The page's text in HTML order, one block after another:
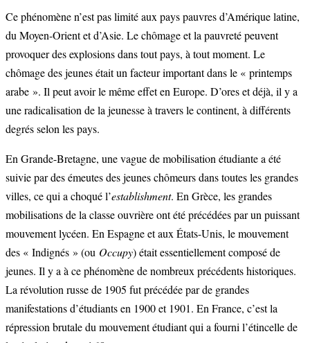
Ce phénomène n’est pas limité aux pays pauvres d’Amérique latine,
du Moyen-Orient et d’Asie. Le chômage et la pauvreté peuvent
provoquer des explosions dans tout pays, à tout moment. Le
chômage des jeunes était un facteur important dans le « printemps
arabe ». Il peut avoir le même effet en Europe. D’ores et déjà, il y a
une radicalisation de la jeunesse à travers le continent, à différents
degrés selon les pays.
En Grande-Bretagne, une vague de mobilisation étudiante a été
suivie par des émeutes des jeunes chômeurs dans toutes les grandes
villes, ce qui a choqué l’establishment. En Grèce, les grandes
mobilisations de la classe ouvrière ont été précédées par un puissant
mouvement lycéen. En Espagne et aux États-Unis, le mouvement
des « Indignés » (ou Occupy) était essentiellement composé de
jeunes. Il y a à ce phénomène de nombreux précédents historiques.
La révolution russe de 1905 fut précédée par de grandes
manifestations d’étudiants en 1900 et 1901. En France, c’est la
répression brutale du mouvement étudiant qui a fourni l’étincelle de